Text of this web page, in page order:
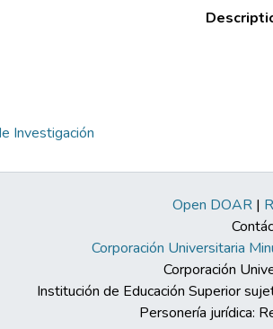
Investigación
Open DOAR|
Corporación Universitaria
Corporación
Institución de Educación Superior
Personería jurídica: